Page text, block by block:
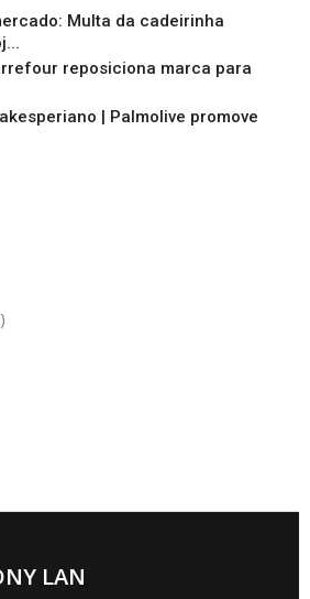
Multa da cadeirinha
reposiciona marca para
| Palmolive promove
LAN